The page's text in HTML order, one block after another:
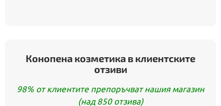
Конопена козметика в клиентските
отзиви
98% от клиентите препоръчват нашия магазин
(над 850 отзива)